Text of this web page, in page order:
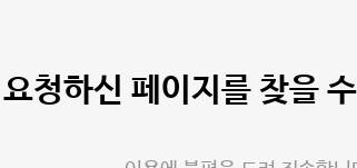
요청하신 페이지를 찾을